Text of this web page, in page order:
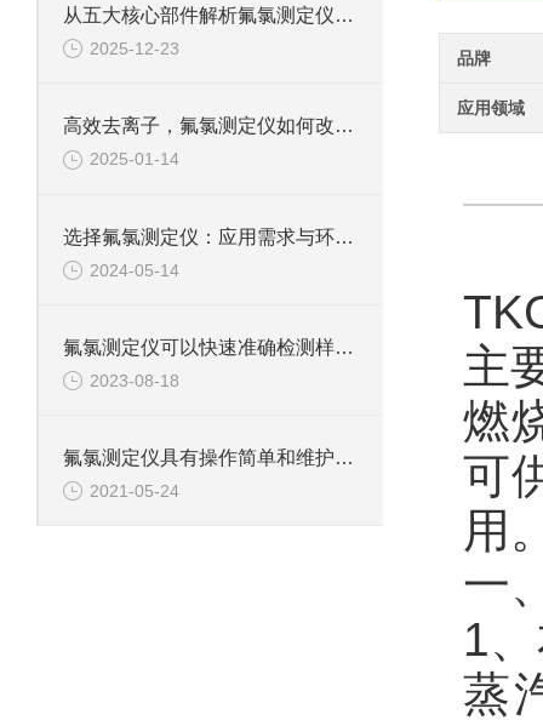
品牌
应用领域
主
燃
可
用
一
1
蒸
从五大核心部件解析氟氯测定仪的技术特点
2025-12-23
高效去离子，氟氯测定仪如何改变水质检测？
2025-01-14
选择氟氯测定仪：应用需求与环境条件的考量
2024-05-14
氟氯测定仪可以快速准确检测样品中氟和氯含量的仪器
2023-08-18
氟氯测定仪具有操作简单和维护方便等优点
2021-05-24